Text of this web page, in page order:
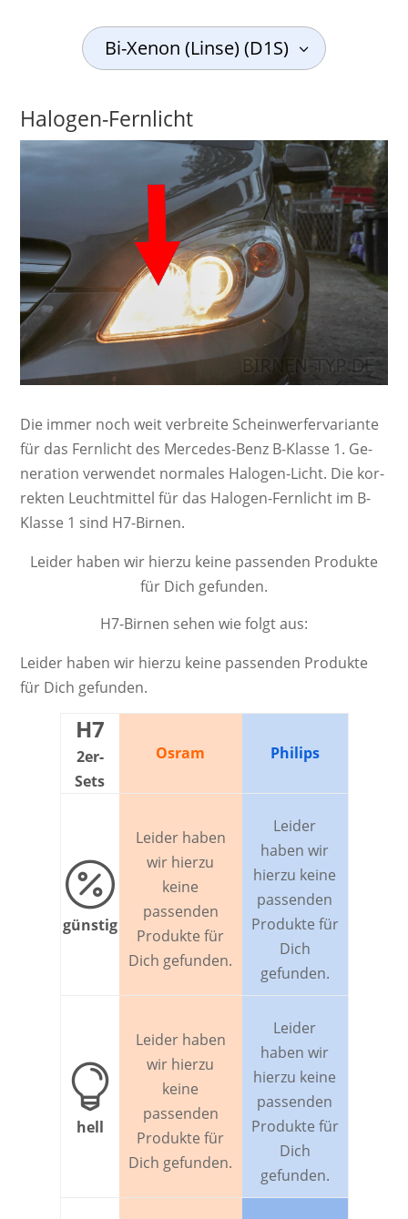
Bi-Xenon (Linse) (D1S)
Halogen-Fernlicht
Die immer noch weit ver­breite Schein­werf­er­va­ri­ante
für das Fernlicht des Mercedes-Benz B-Klasse 1. Ge­
ne­ra­ti­on ver­wendet nor­ma­les Ha­lo­gen-Licht. Die kor­
rek­ten Leucht­mittel für das Halogen-Fernlicht im B-
Klasse 1 sind H7-Birnen.
Leider haben wir hierzu keine passenden Produkte
für Dich gefunden.
H7-Birnen sehen wie folgt aus:
Leider haben wir hierzu keine passenden Produkte
für Dich gefunden.
H7
2er-
Sets
Osram Philips

günstig
Leider haben
wir hierzu
keine
passenden
Produkte für
Dich gefunden.
Leider
haben wir
hierzu keine
passenden
Produkte für
Dich
gefunden.

hell
Leider haben
wir hierzu
keine
passenden
Produkte für
Dich gefunden.
Leider
haben wir
hierzu keine
passenden
Produkte für
Dich
gefunden.